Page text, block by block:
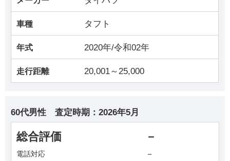
車種 タフト
年式 2020年/令和02年
走行距離 20,001～25,000
60代男性 査定時期： 2026年5月
総合評価 －
電話対応 －